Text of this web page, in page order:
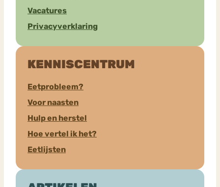
Vacatures
Privacyverklaring
KENNISCENTRUM
Eetprobleem?
Voor naasten
Hulp en herstel
Hoe vertel ik het?
Eetlijsten